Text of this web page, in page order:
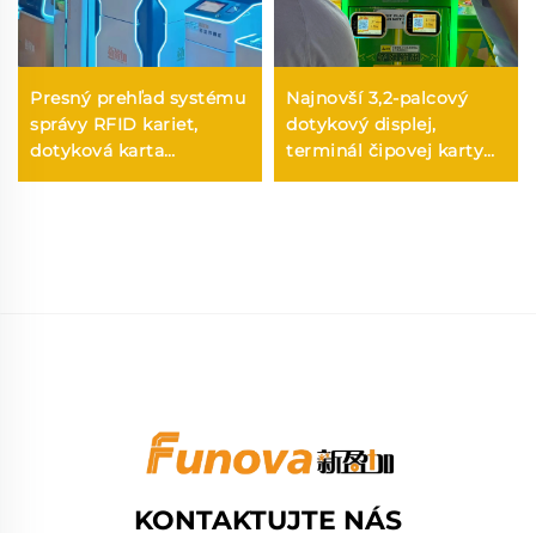
Presný prehľad systému
správy RFID kariet,
dotyková karta
terminálu, arakádový
Najnovší 3,2-palcový
dotykový displej,
terminál čipovej karty
cez WIFI T10, herný
KONTAKTUJTE NÁS